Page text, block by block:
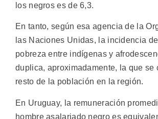
los negros es de 6,3.
En tanto, según esa agencia de la
las Naciones Unidas, la incidencia
pobreza entre indígenas y
duplica, aproximadamente, la que se
resto de la población en la región.
En Uruguay, la remuneración
hombre asalariado negro es